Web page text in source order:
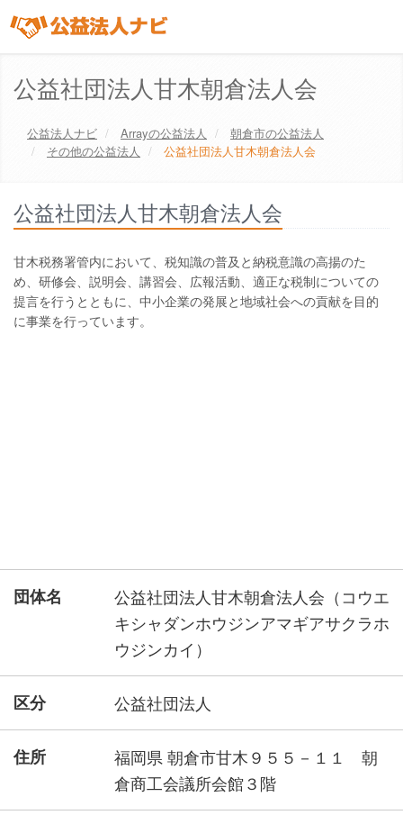
公益社団法人甘木朝倉法人会
公益法人ナビ Arrayの公益法人 朝倉市の公益法人
その他の公益法人
公益社団法人甘木朝倉法人会
公益社団法人甘木朝倉法人会
甘木税務署管内において、税知識の普及と納税意識の高揚のた
め、研修会、説明会、講習会、広報活動、適正な税制についての
提言を行うとともに、中小企業の発展と地域社会への貢献を目的
に事業を行っています。
団体名
公益社団法人甘木朝倉法人会（コウエ
キシャダンホウジンアマギアサクラホ
ウジンカイ）
区分 公益社団法人
住所
福岡県 朝倉市甘木９５５－１１ 朝
倉商工会議所会館３階